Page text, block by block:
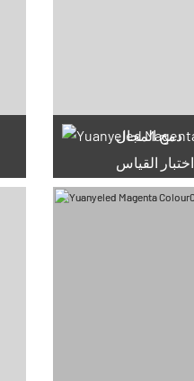
دمج المجال
اختبار القياس
66 كوبونات متاحة